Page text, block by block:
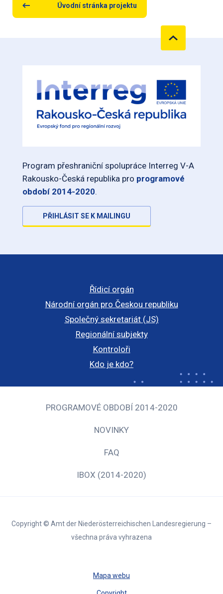
Úvodní stránka projektu
Program přeshraniční spolupráce Interreg V-A
Rakousko-Česká republika pro programové
období 2014-2020.
PŘIHLÁSIT SE K MAILINGU
Řídicí orgán
Národní orgán pro Českou republiku
Společný sekretariát (JS)
Regionální subjekty
Kontroloři
Kdo je kdo?
PROGRAMOVÉ OBDOBÍ 2014-2020
NOVINKY
FAQ
IBOX (2014-2020)
Copyright © Amt der Niederösterreichischen Landesregierung –
všechna práva vyhrazena
Mapa webu